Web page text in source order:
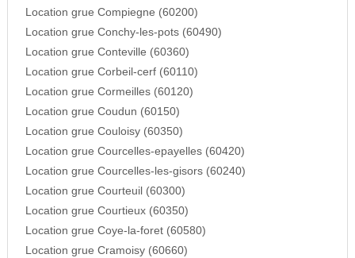
Location grue Compiegne (60200)
Location grue Conchy-les-pots (60490)
Location grue Conteville (60360)
Location grue Corbeil-cerf (60110)
Location grue Cormeilles (60120)
Location grue Coudun (60150)
Location grue Couloisy (60350)
Location grue Courcelles-epayelles (60420)
Location grue Courcelles-les-gisors (60240)
Location grue Courteuil (60300)
Location grue Courtieux (60350)
Location grue Coye-la-foret (60580)
Location grue Cramoisy (60660)